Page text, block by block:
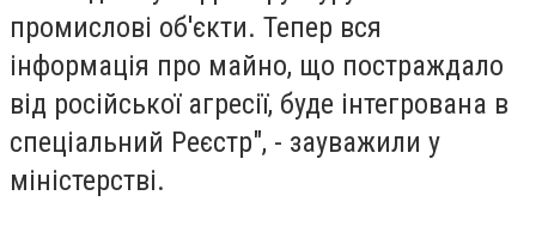
промислові об'єкти. Тепер вся
інформація про майно, що постраждало
від російської агресії, буде інтегрована в
спеціальний Реєстр", - зауважили у
міністерстві.